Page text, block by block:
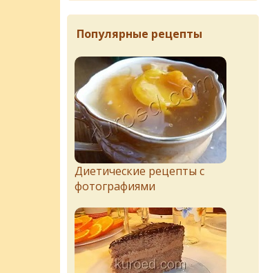
Популярные рецепты
Диетические рецепты с
фотографиями